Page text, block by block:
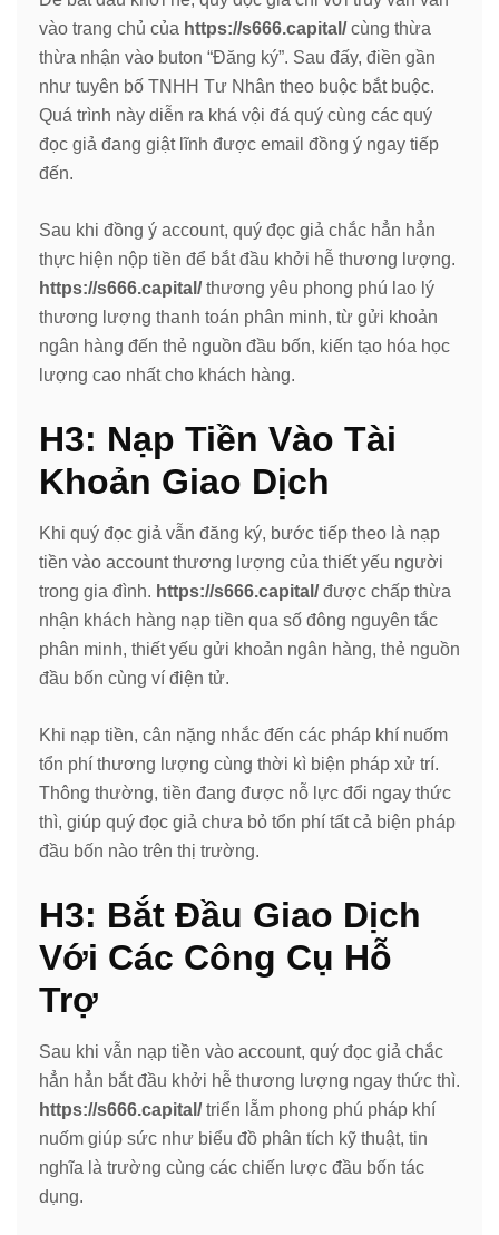
vào trang chủ của https://s666.capital/cùng thừa
thừa nhận vào buton “Đăng ký”. Sau đấy, điền gần
như tuyên bố TNHH Tư Nhân theo buộc bắt buộc.
Quá trình này diễn ra khá vội đá quý cùng các quý
đọc giả đang giật lĩnh được email đồng ý ngay tiếp
đến.
Sau khi đồng ý account, quý đọc giả chắc hẳn hẳn
thực hiện nộp tiền để bắt đầu khởi hễ thương lượng.
https://s666.capital/thương yêu phong phú lao lý
thương lượng thanh toán phân minh, từ gửi khoản
ngân hàng đến thẻ nguồn đầu bốn, kiến tạo hóa học
lượng cao nhất cho khách hàng.
H3: Nạp Tiền Vào Tài
Khoản Giao Dịch
Khi quý đọc giả vẫn đăng ký, bước tiếp theo là nạp
tiền vào account thương lượng của thiết yếu người
trong gia đình. https://s666.capital/được chấp thừa
nhận khách hàng nạp tiền qua số đông nguyên tắc
phân minh, thiết yếu gửi khoản ngân hàng, thẻ nguồn
đầu bốn cùng ví điện tử.
Khi nạp tiền, cân nặng nhắc đến các pháp khí nuốm
tổn phí thương lượng cùng thời kì biện pháp xử trí.
Thông thường, tiền đang được nỗ lực đổi ngay thức
thì, giúp quý đọc giả chưa bỏ tổn phí tất cả biện pháp
đầu bốn nào trên thị trường.
H3: Bắt Đầu Giao Dịch
Với Các Công Cụ Hỗ
Trợ
Sau khi vẫn nạp tiền vào account, quý đọc giả chắc
hẳn hẳn bắt đầu khởi hễ thương lượng ngay thức thì.
https://s666.capital/triển lẵm phong phú pháp khí
nuốm giúp sức như biểu đồ phân tích kỹ thuật, tin
nghĩa là trường cùng các chiến lược đầu bốn tác
dụng.